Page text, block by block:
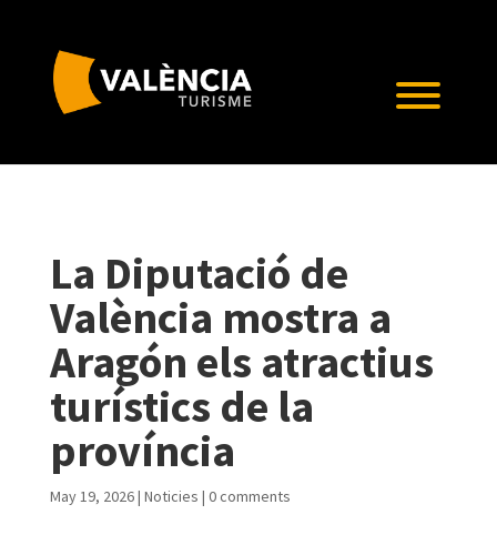
La Diputació de
València mostra a
Aragón els atractius
turístics de la
província
May 19, 2026| Noticies | 0 comments